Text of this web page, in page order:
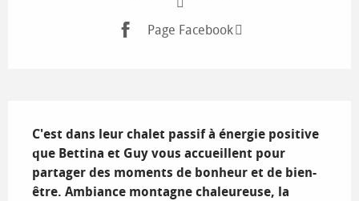
Page Facebook
C'est dans leur chalet passif à énergie positive
que Bettina et Guy vous accueillent pour
partager des moments de bonheur et de bien-
être. Ambiance montagne chaleureuse, la